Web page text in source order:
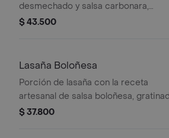
desmechado y salsa carbonara,
cubierta con tocineta crocante y
$ 43.500
Lasaña Boloñesa
Porción de lasaña con la receta
artesanal de salsa boloñesa,
con queso parmesano y mozzarella.
$ 37.800